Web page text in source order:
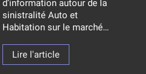
d’information autour de la
sinistralité Auto et
Habitation sur le marché…
Lire l'article